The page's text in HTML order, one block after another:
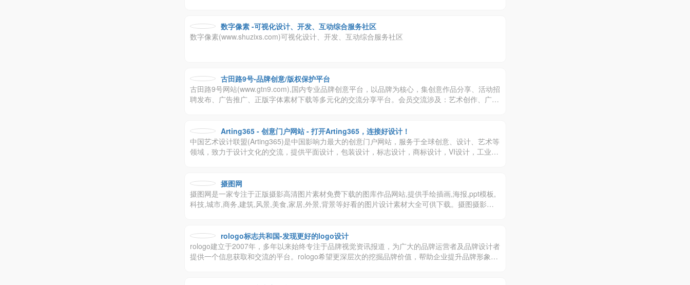
数字像素 -可视化设计、开发、互动综合服务社区
数字像素(www.shuzixs.com)可视化设计、开发、互动综合服务社区
古田路9号-品牌创意/版权保护平台
古田路9号网站(www.gtn9.com),国内专业品牌创意平台，以品牌为核心，集创意作品分享、活动招
聘发布、广告推广、正版字体素材下载等多元化的交流分享平台。会员交流涉及：艺术创作、广告
Arting365 - 创意门户网站 - 打开Arting365，连接好设计！
中国艺术设计联盟(Arting365)是中国影响力最大的创意门户网站，服务于全球创意、设计、艺术等
领域，致力于设计文化的交流，提供平面设计，包装设计，标志设计，商标设计，VI设计，工业设
摄图网
摄图网是一家专注于正版摄影高清图片素材免费下载的图库作品网站,提供手绘插画,海报,ppt模板,
科技,城市,商务,建筑,风景,美食,家居,外景,背景等好看的图片设计素材大全可供下载。摄图摄影师5
rologo标志共和国-发现更好的logo设计
rologo建立于2007年，多年以来始终专注于品牌视觉资讯报道，为广大的品牌运营者及品牌设计者
提供一个信息获取和交流的平台。rologo希望更深层次的挖掘品牌价值，帮助企业提升品牌形象，